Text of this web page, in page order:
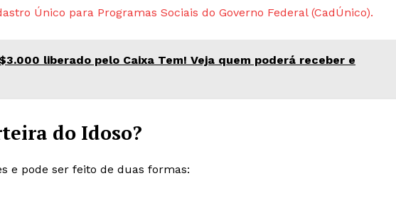
Único para Programas Sociais do Governo Federal (CadÚnico).
liberado pelo Caixa Tem! Veja quem poderá receber e
do Idoso?
e pode ser feito de duas formas: